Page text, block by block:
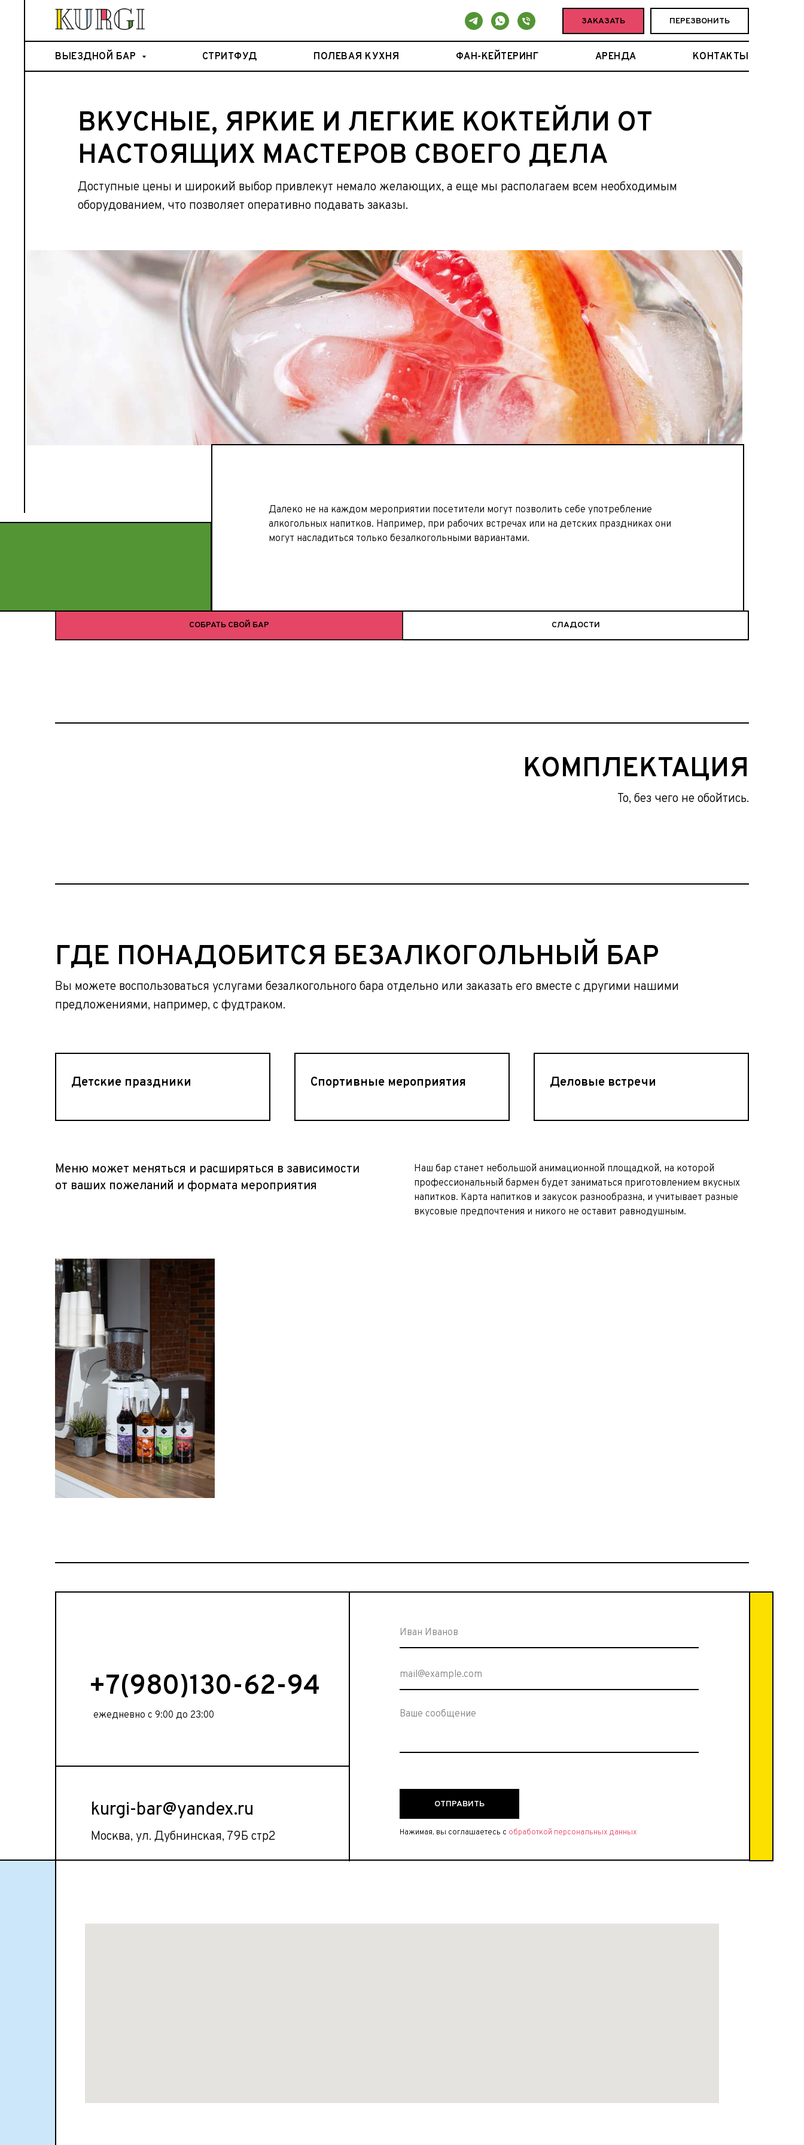
ЗАКАЗАТЬ ПЕРЕЗВОНИТЬ
ВЫЕЗДНОЙ БАР СТРИТФУД ПОЛЕВАЯ КУХНЯ ФАН-КЕЙТЕРИНГ АРЕНДА КОНТАКТЫ
Далеко не на каждом мероприятии посетители могут позволить себе употребление
алкогольных напитков. Например, при рабочих встречах или на детских праздниках они
могут насладиться только безалкогольными вариантами.
ВКУСНЫЕ, ЯРКИЕ И ЛЕГКИЕ КОКТЕЙЛИ ОТ
НАСТОЯЩИХ МАСТЕРОВ СВОЕГО ДЕЛА
Доступные цены и широкий выбор привлекут немало желающих, а еще мы располагаем всем необходимым
оборудованием, что позволяет оперативно подавать заказы.
СОБРАТЬ СВОЙ БАР СЛАДОСТИ
КОМПЛЕКТАЦИЯ
То, без чего не обойтись.
ГДЕ ПОНАДОБИТСЯ БЕЗАЛКОГОЛЬНЫЙ БАР
Вы можете воспользоваться услугами безалкогольного бара отдельно или заказать его вместе с другими нашими
предложениями, например, с фудтраком.
Детские праздники Спортивные мероприятия Деловые встречи
Меню может меняться и расширяться в зависимости
от ваших пожеланий и формата мероприятия
Наш бар станет небольшой анимационной площадкой, на которой
профессиональный бармен будет заниматься приготовлением вкусных
напитков. Карта напитков и закусок разнообразна, и учитывает разные
вкусовые предпочтения и никого не оставит равнодушным.
ежедневно с 9:00 до 23:00
Москва, ул. Дубнинская, 79Б стр2
+7(980)130-62-94
kurgi-bar@yandex.ru ОТПРАВИТЬ
Нажимая, вы соглашаетесь с обработкой персональных данных